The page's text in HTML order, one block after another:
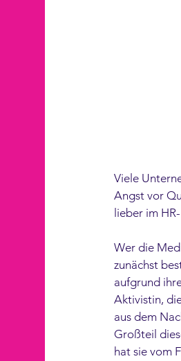
Viele
Angst vor
lieber im
Wer die
zunächst
aufgrund
Aktivistin,
aus dem
Großteil
hat sie vom